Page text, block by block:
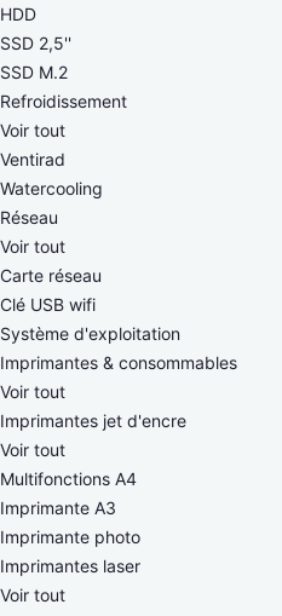
HDD
SSD 2,5''
SSD M.2
Refroidissement
Voir tout
Ventirad
Watercooling
Réseau
Voir tout
Carte réseau
Clé USB wifi
Système d'exploitation
Imprimantes & consommables
Voir tout
Imprimantes jet d'encre
Voir tout
Multifonctions A4
Imprimante A3
Imprimante photo
Imprimantes laser
Voir tout